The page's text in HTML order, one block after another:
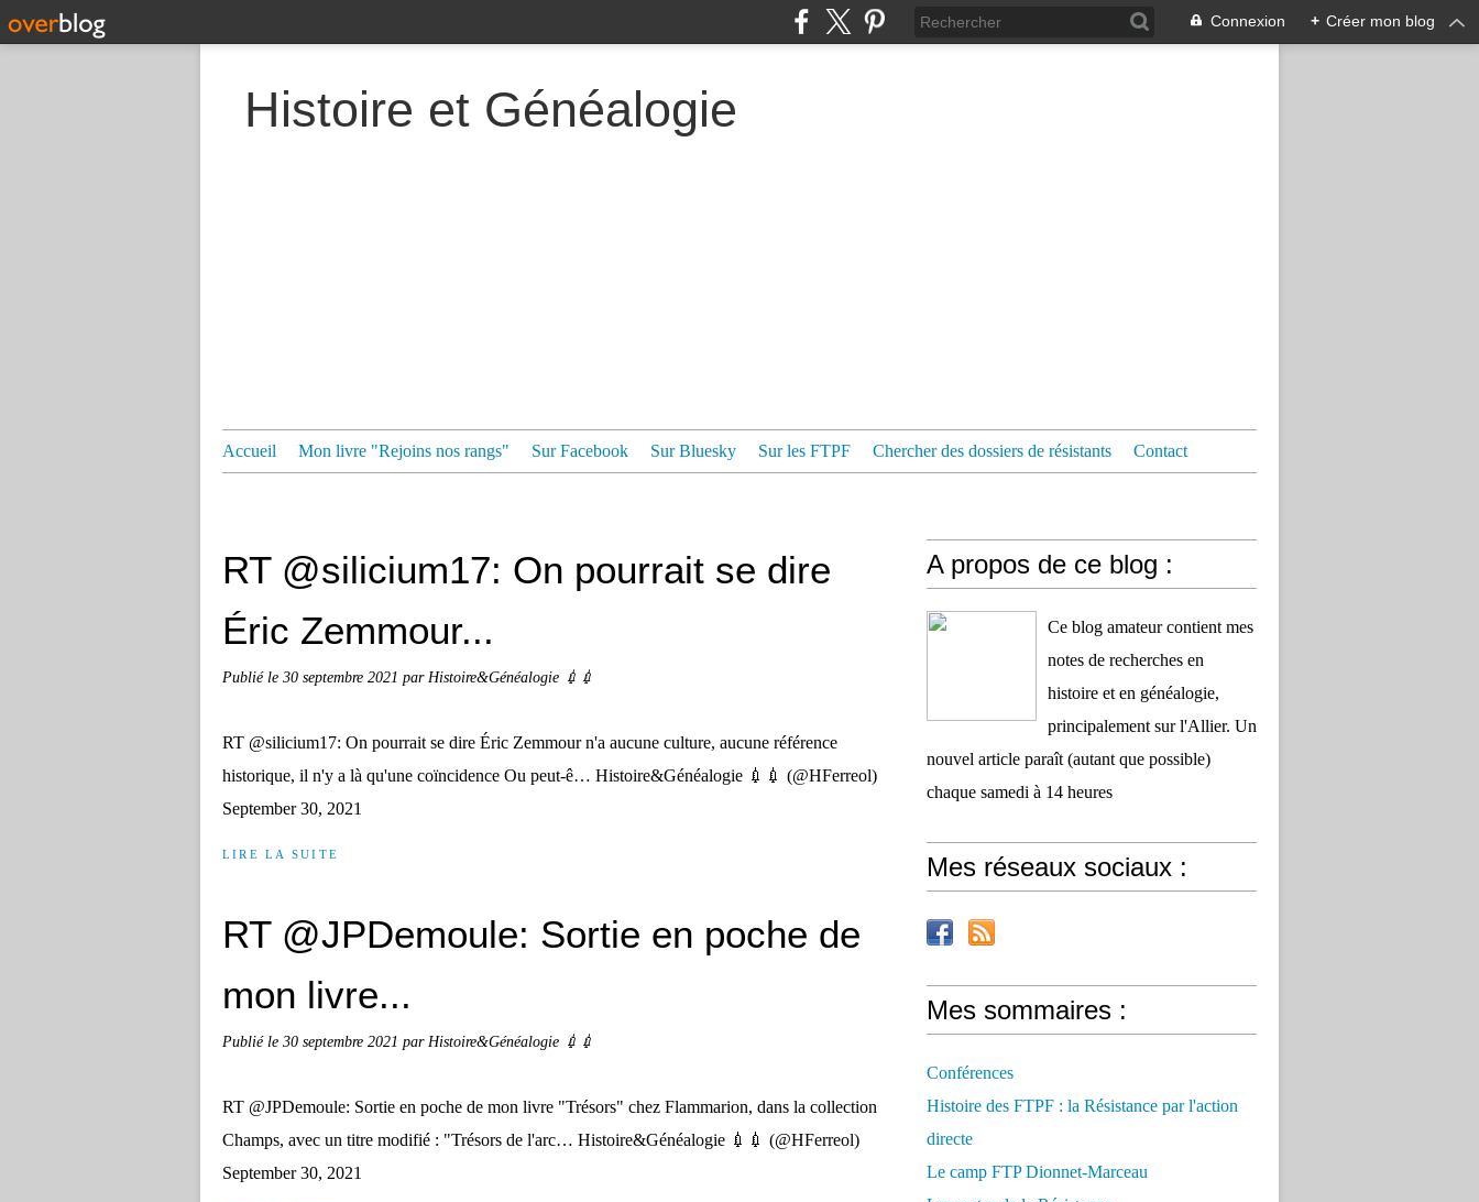
Connexion + Créer mon blog
Histoire et Généalogie
Accueil Mon livre "Rejoins nos rangs" Sur Facebook Sur Bluesky Sur les FTPF Chercher des dossiers de résistants Contact
RT @silicium17: On pourrait se dire
Éric Zemmour...
Publié le 30 septembre 2021 par Histoire&Généalogie 💉💉
RT @silicium17: On pourrait se dire Éric Zemmour n'a aucune culture, aucune référence
historique, il n'y a là qu'une coïncidence Ou peut-ê… Histoire&Généalogie 💉💉 (@HFerreol)
September 30, 2021
LIRE LA SUITE
RT @JPDemoule: Sortie en poche de
mon livre...
Publié le 30 septembre 2021 par Histoire&Généalogie 💉💉
RT @JPDemoule: Sortie en poche de mon livre "Trésors" chez Flammarion, dans la collection
Champs, avec un titre modifié : "Trésors de l'arc… Histoire&Généalogie 💉💉 (@HFerreol)
September 30, 2021
A propos de ce blog :
Ce blog amateur contient mes
notes de recherches en
histoire et en généalogie,
principalement sur l'Allier. Un
nouvel article paraît (autant que possible)
chaque samedi à 14 heures
Mes réseaux sociaux :
Mes sommaires :
Conférences
Histoire des FTPF : la Résistance par l'action
directe
Le camp FTP Dionnet-Marceau